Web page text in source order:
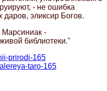
- не ошибка
даров, эликсир Богов.
Марсиниак -
библиотеки."